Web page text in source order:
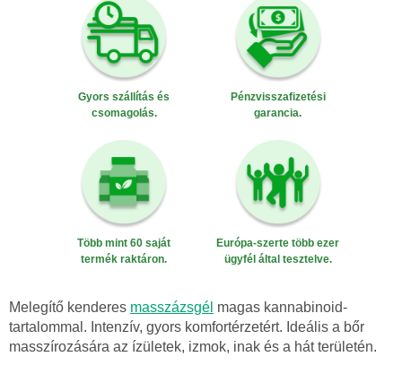
Gyors szállítás és
csomagolás.
Pénzvisszafizetési
garancia.
Több mint 60 saját
termék raktáron.
Európa-szerte több ezer
ügyfél által tesztelve.
Melegítő kenderes masszázsgél magas kannabinoid-
tartalommal. Intenzív, gyors komfortérzetért. Ideális a bőr
masszírozására az ízületek, izmok, inak és a hát területén.